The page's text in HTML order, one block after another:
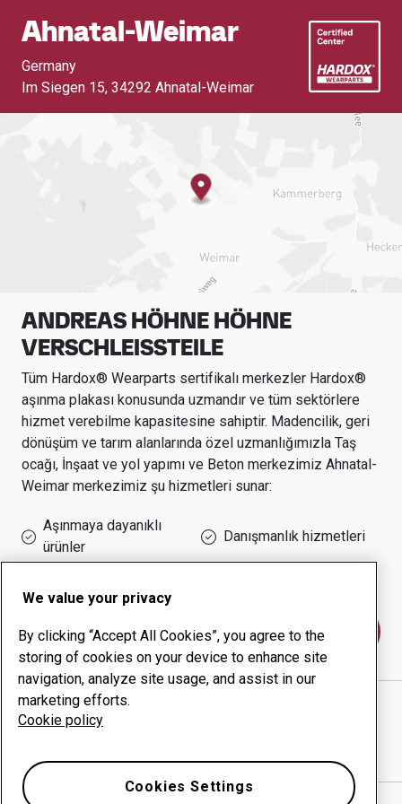
Ahnatal-Weimar
Germany
Im Siegen 15, 34292 Ahnatal-Weimar
ANDREAS HÖHNE HÖHNE
VERSCHLEISSTEILE
Tüm Hardox® Wearparts sertifikalı merkezler Hardox®
aşınma plakası konusunda uzmandır ve tüm sektörlere
hizmet verebilme kapasitesine sahiptir. Madencilik, geri
dönüşüm ve tarım alanlarında özel uzmanlığımızla Taş
ocağı, İnşaat ve yol yapımı ve Beton merkezimiz Ahnatal-
Weimar merkezimiz şu hizmetleri sunar:
Aşınmaya dayanıklı
ürünler
Danışmanlık hizmetleri
Bize ulaşın
ANDREAS HÖHNE HÖHNE VERSCHLEISSTEILE
sitesi
We value your privacy
By clicking “Accept All Cookies”, you agree to the
storing of cookies on your device to enhance site
navigation, analyze site usage, and assist in our
marketing efforts.
Cookie policy
Cookies Settings